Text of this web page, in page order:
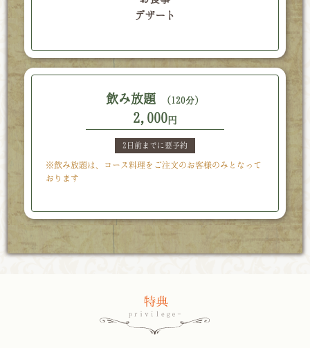
デザート
飲み放題 （120分）
2,000円
2日前までに要予約
※飲み放題は、コース料理をご注文のお客様のみとなって
おります